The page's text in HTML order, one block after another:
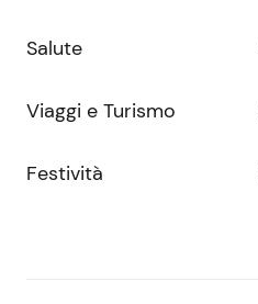
Salute
Viaggi e Turismo
Festività